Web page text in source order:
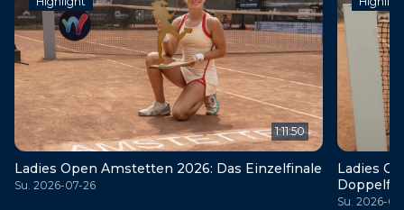
1:11:50
Ladies Open Amstetten 2026: Das Einzelfinale
Su. 2026-07-26
Ladies
Su. 2026-